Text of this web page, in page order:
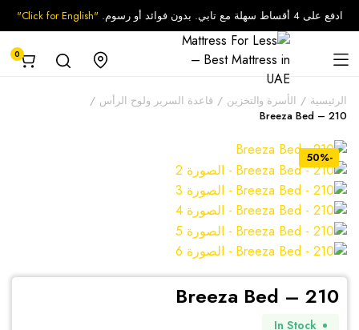
ادفع على 4 أقساط سهلة مع تابي. بدون فوائد أو رسوم. "Click for English"
0
الرئيسية الأسرة والتخزين
قاعدة السرير ولوح الرأس
Breeza Bed – 210
-50%
Breeza Bed – 210
In Stock